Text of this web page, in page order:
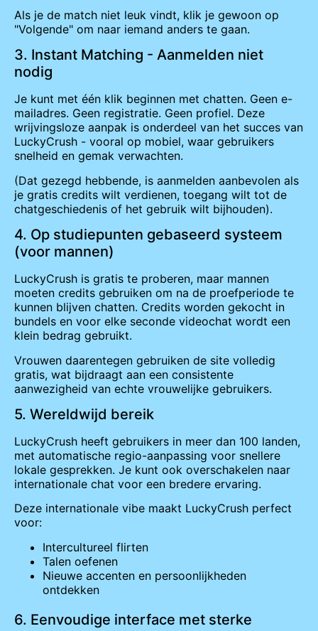
Als je de match niet leuk vindt, klik je gewoon op
"Volgende" om naar iemand anders te gaan.
3. Instant Matching - Aanmelden niet
nodig
Je kunt met één klik beginnen met chatten. Geen e-
mailadres. Geen registratie. Geen profiel. Deze
wrijvingsloze aanpak is onderdeel van het succes van
LuckyCrush - vooral op mobiel, waar gebruikers
snelheid en gemak verwachten.
(Dat gezegd hebbende, is aanmelden aanbevolen als
je gratis credits wilt verdienen, toegang wilt tot de
chatgeschiedenis of het gebruik wilt bijhouden).
4. Op studiepunten gebaseerd systeem
(voor mannen)
LuckyCrush is gratis te proberen, maar mannen
moeten credits gebruiken om na de proefperiode te
kunnen blijven chatten. Credits worden gekocht in
bundels en voor elke seconde videochat wordt een
klein bedrag gebruikt.
Vrouwen daarentegen gebruiken de site volledig
gratis, wat bijdraagt aan een consistente
aanwezigheid van echte vrouwelijke gebruikers.
5. Wereldwijd bereik
LuckyCrush heeft gebruikers in meer dan 100 landen,
met automatische regio-aanpassing voor snellere
lokale gesprekken. Je kunt ook overschakelen naar
internationale chat voor een bredere ervaring.
Deze internationale vibe maakt LuckyCrush perfect
voor:
Intercultureel flirten
Talen oefenen
Nieuwe accenten en persoonlijkheden
ontdekken
6. Eenvoudige interface met sterke